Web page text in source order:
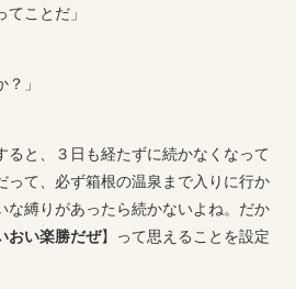
ことだ」
」
ると、３日も経たずに続かなくなって
って、必ず箱根の温泉まで入りに行か
な縛りがあったら続かないよね。だか
おい楽勝だぜ】って思えることを設定